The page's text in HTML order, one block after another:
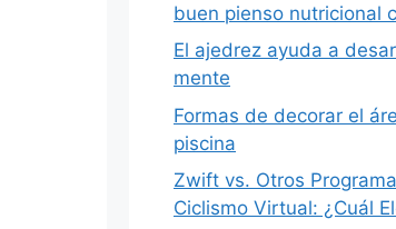
buen pienso nutricional
El ajedrez ayuda a
mente
Formas de decorar el
piscina
Zwift vs. Otros
Ciclismo Virtual: ¿Cuál